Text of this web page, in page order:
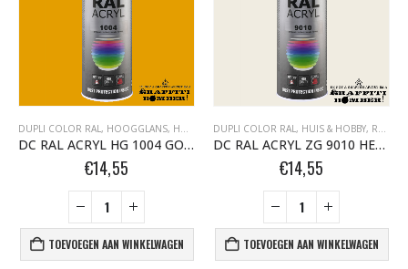
, MOTIP HITTEBESTENDIGE LAK 800°C BOMBER.NL,MOTIP SPUITBUSSEN
DUPLI COLOR RAL , HOOGGLANS, HUIS & HOBBY, RAL
DC RAL ACRYL HG 1004 GOUD-GEEL 400 ML
€14,55
TOEVOEGEN AAN WINKELWAGEN
DUPLI COLOR RAL , HUIS & HOBBY, RAL
DC RAL ACRYL ZG 9010 HELDER-WIT 400 ML
€14,55
TOEVOEGEN AAN WINKELWAGEN